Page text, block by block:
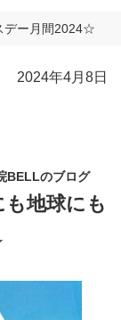
デー月間2024☆
2024年4月8日
BELLのブログ